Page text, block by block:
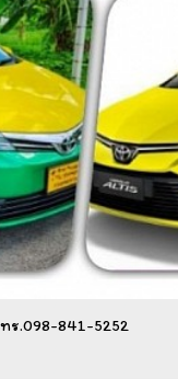
ร.098-841-5252